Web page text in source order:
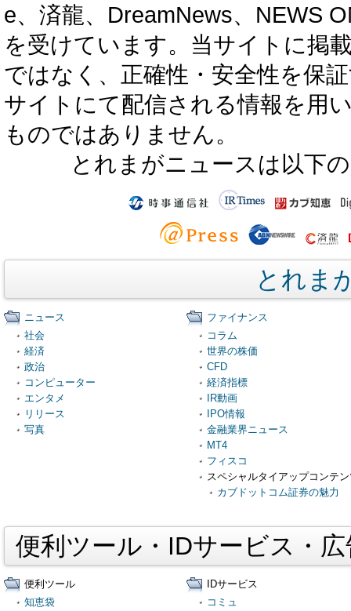
e、済龍、DreamNews、NEWS
を受けています。当サイトに掲
ではなく、正確性・安全性を保
サイトにて配信される情報を用
ものではありません。
とれまがニュースは以下
とれま
ニュース
社会
経済
政治
コンピューター
エンタメ
リリース
写真
ファイナンス
コラム
世界の株価
CFD
経済指標
IR動画
IPO情報
金融業界ニュース
MT4
フィスコ
スペシャルタイアップコンテ
カブドットコム証券の魅力
便利ツール・IDサービス・
便利ツール
知恵袋
IDサービス
コミュ